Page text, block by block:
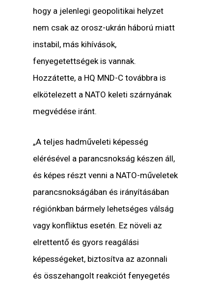
hogy a jelenlegi geopolitikai helyzet
nem csak az orosz-ukrán háború miatt
instabil, más kihívások,
fenyegetettségek is vannak.
Hozzátette, a HQ MND-C továbbra is
elkötelezett a NATO keleti szárnyának
megvédése iránt.
„A teljes hadműveleti képesség
elérésével a parancsnokság készen áll,
és képes részt venni a NATO-műveletek
parancsnokságában és irányításában
régiónkban bármely lehetséges válság
vagy konfliktus esetén. Ez növeli az
elrettentő és gyors reagálási
képességeket, biztosítva az azonnali
és összehangolt reakciót fenyegetés